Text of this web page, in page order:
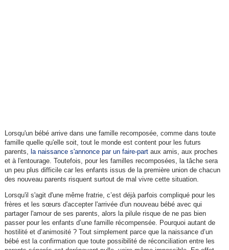
Lorsqu'un bébé arrive dans une famille recomposée, comme dans toute
famille quelle qu'elle soit, tout le monde est content pour les futurs
parents, la naissance s'annonce par un faire-partaux amis, aux proches
et à l'entourage. Toutefois, pour les familles recomposées, la tâche sera
un peu plus difficile car les enfants issus de la première union de chacun
des nouveau parents risquent surtout de mal vivre cette situation.
Lorsqu'il s'agit d'une même fratrie, c’est déjà parfois compliqué pour les
frères et les sœurs d'accepter l'arrivée d'un nouveau bébé avec qui
partager l'amour de ses parents, alors la pilule risque de ne pas bien
passer pour les enfants d’une famille récompensée. Pourquoi autant de
hostilité et d’animosité ? Tout simplement parce que la naissance d’un
bébé est la confirmation que toute possibilité de réconciliation entre les